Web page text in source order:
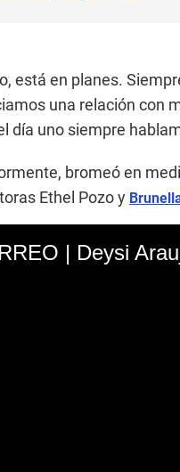
está en planes.
una relación con
día uno siempre
bromeó en
Ethel Pozo y
| Deysi